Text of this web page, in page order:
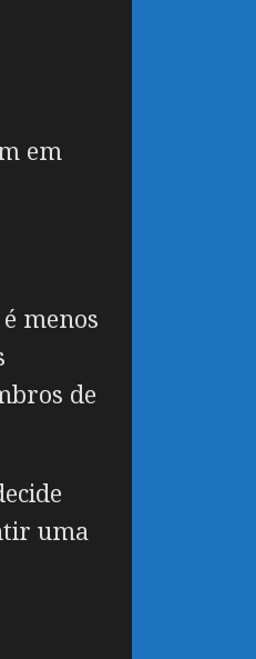
em
menos
de
uma